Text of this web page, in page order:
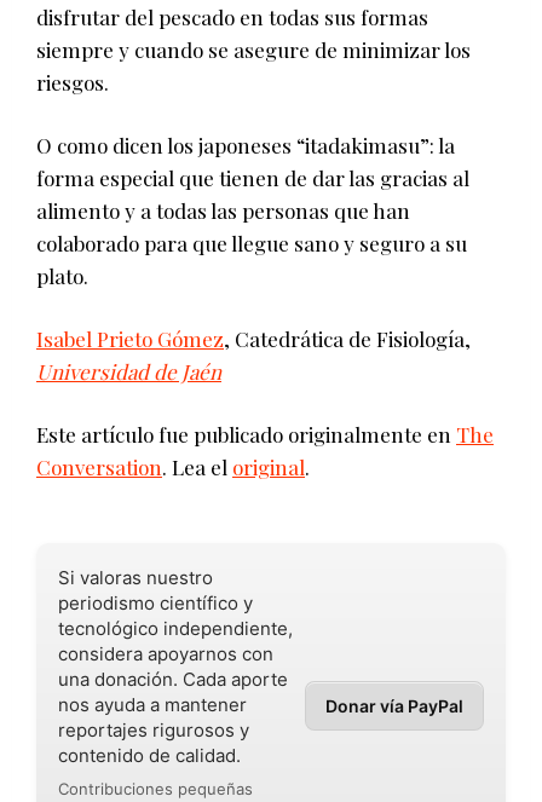
disfrutar del pescado en todas sus formas
siempre y cuando se asegure de minimizar los
riesgos.
O como dicen los japoneses “itadakimasu”: la
forma especial que tienen de dar las gracias al
alimento y a todas las personas que han
colaborado para que llegue sano y seguro a su
plato.
Isabel Prieto Gómez, Catedrática de Fisiología,
Universidad de Jaén
Este artículo fue publicado originalmente en The
Conversation. Lea el original.
Si valoras nuestro
periodismo científico y
tecnológico independiente,
considera apoyarnos con
una donación. Cada aporte
nos ayuda a mantener
reportajes rigurosos y
contenido de calidad.
Contribuciones pequeñas
Donar vía PayPal